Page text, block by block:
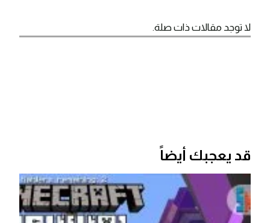
لا توجد مقالات ذات صلة.
قد يعجبك أيضاً